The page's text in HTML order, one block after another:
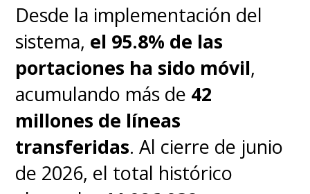
Desde la implementación del
sistema, el 95.8% de las
portaciones ha sido móvil,
acumulando más de 42
millones de líneas
transferidas. Al cierre de junio
de 2026, el total histórico